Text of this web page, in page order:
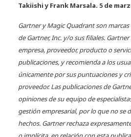
Takiishi y Frank Marsala. 5 de
Gartner y Magic Quadrant son
de Gartner, Inc. y/o sus filiales.
empresa, proveedor, producto o
publicaciones, y recomienda a los
únicamente por sus puntuaciones y
proveedor. Las publicaciones de
opiniones de su equipo de
gestión empresarial, por lo que no se
hechos. Gartner rechaza